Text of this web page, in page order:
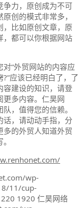
争力，原创成为不可
创的模式非常多，
，比如原创文章，原
，都可以你根据网站
“外贸网站的内容应
应该已经明白了，了
容建设的知识，请登
更多内容。仁昊网
队，值得您的信赖。
话，请动动手指，分
多的外贸人知道外贸
wp-
11/cup-
1920 仁昊网络